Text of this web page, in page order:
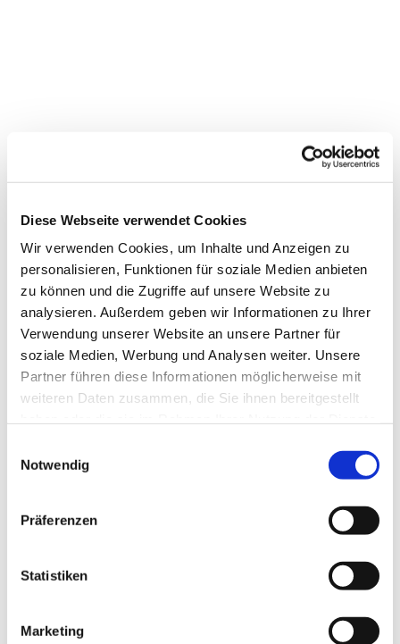
Diese Webseite verwendet Cookies
Wir verwenden Cookies, um Inhalte und Anzeigen zu
personalisieren, Funktionen für soziale Medien anbieten
zu können und die Zugriffe auf unsere Website zu
analysieren. Außerdem geben wir Informationen zu Ihrer
Verwendung unserer Website an unsere Partner für
soziale Medien, Werbung und Analysen weiter. Unsere
Partner führen diese Informationen möglicherweise mit
weiteren Daten zusammen, die Sie ihnen bereitgestellt
Notwendig
Präferenzen
Statistiken
Marketing
Dies könnte Sie auch
interessieren